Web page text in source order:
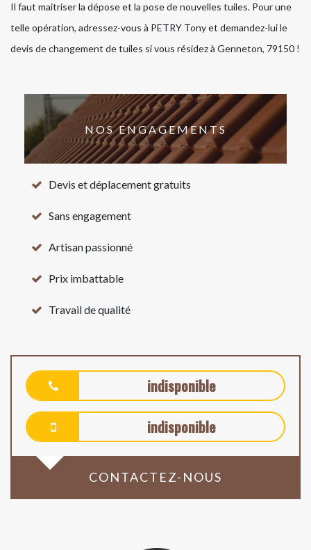
Il faut maitriser la dépose et la pose de nouvelles tuiles. Pour une
telle opération, adressez-vous à PETRY Tony et demandez-lui le
devis de changement de tuiles si vous résidez à Genneton, 79150 !
NOS ENGAGEMENTS
Devis et déplacement gratuits
Sans engagement
Artisan passionné
Prix imbattable
Travail de qualité
indisponible
indisponible
CONTACTEZ-NOUS